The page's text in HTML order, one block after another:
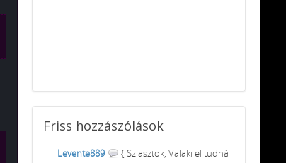
Friss hozzászólások
Levente889
{ Sziasztok, Valaki el tudná